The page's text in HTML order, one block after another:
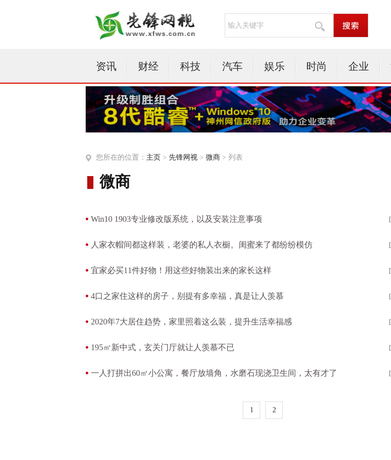
资讯 财经 科技 汽车 娱乐 时尚 企业
您所在的位置： 主页 > 先锋网视 > 微商 > 列表
微商
Win10 1903专业修改版系统，以及安装注意事项
人家衣帽间都这样装，老婆的私人衣橱。闺蜜来了都纷纷模仿
宜家必买11件好物！用这些好物装出来的家长这样
4口之家住这样的房子，别提有多幸福，真是让人羡慕
2020年7大居住趋势，家里照着这么装，提升生活幸福感
195㎡新中式，玄关门厅就让人羡慕不已
一人打拼出60㎡小公寓，餐厅放墙角，水磨石现浇卫生间，太有才了
1 2